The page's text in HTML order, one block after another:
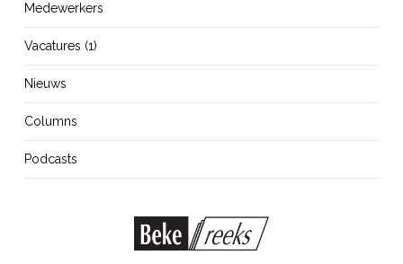
Medewerkers
Vacatures (1)
Nieuws
Columns
Podcasts